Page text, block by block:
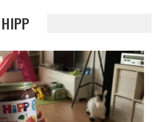
HIPP